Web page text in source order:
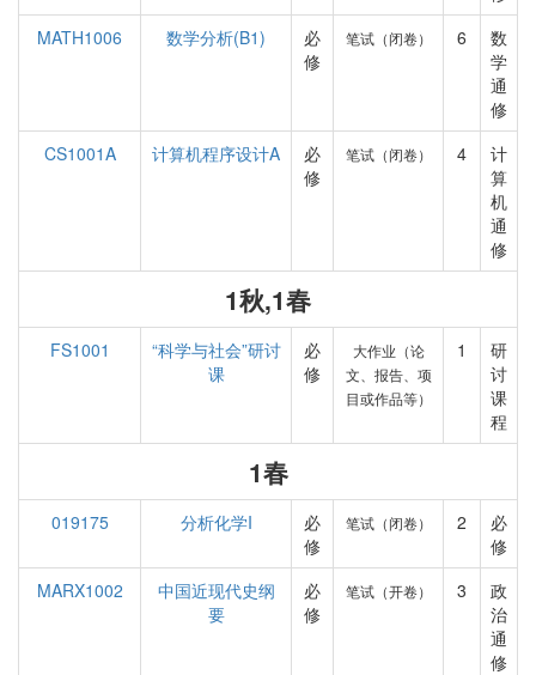
MATH1006
数学分析(B1)
必
修
笔试（闭卷） 6
数
学
通
修
CS1001A
计算机程序设计A
必
修
笔试（闭卷） 4
计
算
机
通
修
1秋,1春
FS1001
“科学与社会”研讨
课
必
修
大作业（论
文、报告、项
目或作品等）
1
研
讨
课
程
1春
019175 分析化学I
必
修
笔试（闭卷） 2
必
修
MARX1002
中国近现代史纲
要
必
修
笔试（开卷） 3
政
治
通
修